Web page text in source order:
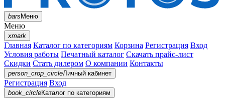
barsМеню
Меню
xmark
Главная Каталог по категориям Корзина Регистрация Вход
Условия работы Печатный каталог Скачать прайс-лист
Скидки Стать дилером О компании Контакты
person_crop_circleЛичный кабинет
Регистрация Вход
book_circleКаталог по категориям